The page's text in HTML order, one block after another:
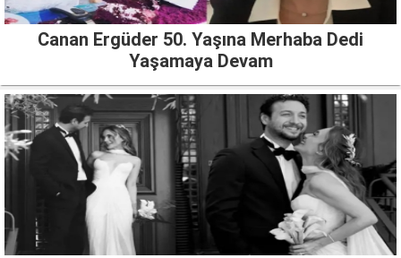
Canan Ergüder 50. Yaşına Merhaba Dedi
Yaşamaya Devam